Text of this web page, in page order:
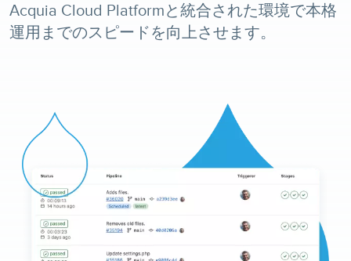
Acquia Cloud Platformと統合された環境で本格
運用までのスピードを向上させます。